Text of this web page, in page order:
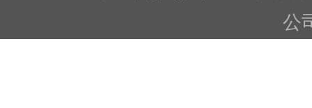
公